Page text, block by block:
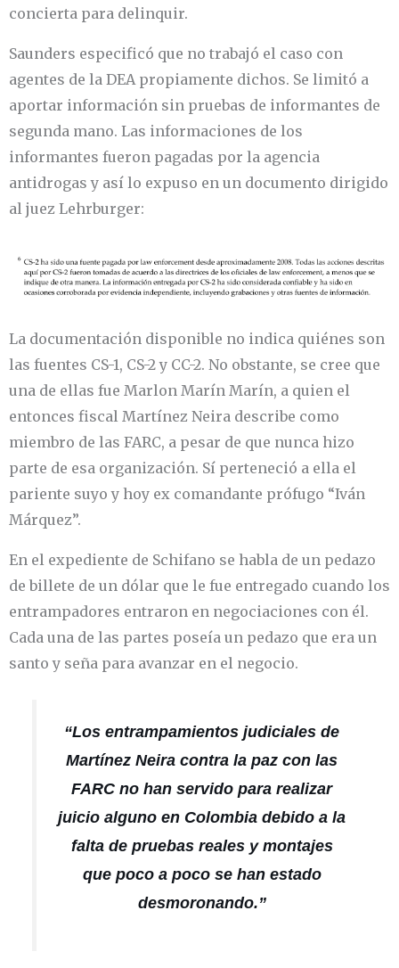
concierta para delinquir.
Saunders especificó que no trabajó el caso con
agentes de la DEA propiamente dichos. Se limitó a
aportar información sin pruebas de informantes de
segunda mano. Las informaciones de los
informantes fueron pagadas por la agencia
antidrogas y así lo expuso en un documento dirigido
al juez Lehrburger:
La documentación disponible no indica quiénes son
las fuentes CS-1, CS-2 y CC-2. No obstante, se cree que
una de ellas fue Marlon Marín Marín, a quien el
entonces fiscal Martínez Neira describe como
miembro de las FARC, a pesar de que nunca hizo
parte de esa organización. Sí perteneció a ella el
pariente suyo y hoy ex comandante prófugo “Iván
Márquez”.
En el expediente de Schifano se habla de un pedazo
de billete de un dólar que le fue entregado cuando los
entrampadores entraron en negociaciones con él.
Cada una de las partes poseía un pedazo que era un
santo y seña para avanzar en el negocio.
“Los entrampamientos judiciales de
Martínez Neira contra la paz con las
FARC no han servido para realizar
juicio alguno en Colombia debido a la
falta de pruebas reales y montajes
que poco a poco se han estado
desmoronando.”